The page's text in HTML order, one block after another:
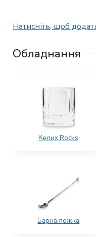
Натисніть, щоб
Обладнання
Келих Rocks
Барна ложка